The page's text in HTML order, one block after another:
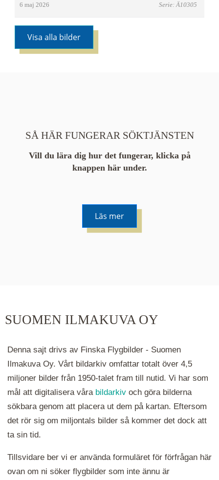
6 maj 2026 Serie: Ä10305
Visa alla bilder
SÅ HÄR FUNGERAR SÖKTJÄNSTEN
Vill du lära dig hur det fungerar, klicka på
knappen här under.
Läs mer
hålla ned ctrl-tangenten och scrolla.
SUOMEN ILMAKUVA OY
Denna sajt drivs av Finska Flygbilder - Suomen
Ilmakuva Oy. Vårt bildarkiv omfattar totalt över 4,5
miljoner bilder från 1950-talet fram till nutid. Vi har som
mål att digitalisera våra bildarkiv och göra bilderna
sökbara genom att placera ut dem på kartan. Eftersom
det rör sig om miljontals bilder så kommer det dock att
ta sin tid.
Tillsvidare ber vi er använda formuläret för förfrågan här
ovan om ni söker flygbilder som inte ännu är